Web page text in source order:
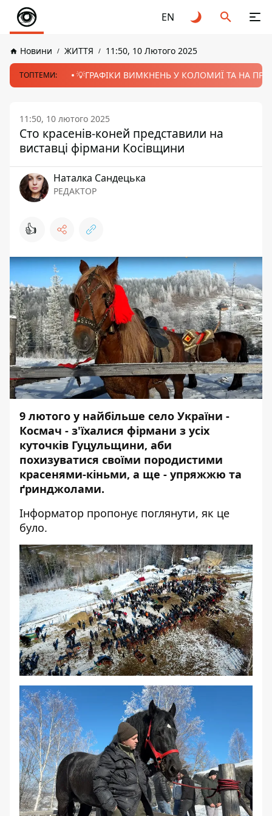
EN
Новини ЖИТТЯ 11:50, 10 Лютого 2025
ТОПТЕМИ: 💡ГРАФІКИ ВИМКНЕНЬ У КОЛОМИЇ ТА НА
11:50, 10 лютого 2025
Сто красенів-коней представили на
виставці фірмани Косівщини
Наталка Сандецька
РЕДАКТОР
👍
9 лютого у найбільше село України -
Космач - з'їхалися фірмани з усіх
куточків Гуцульщини, аби
похизуватися своїми породистими
красенями-кіньми, а ще - упряжжю та
ґринджолами.
Інформатор пропонує поглянути, як це
було.